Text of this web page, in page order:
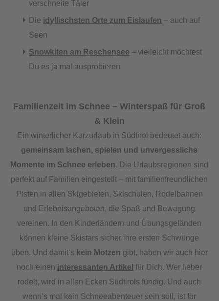
verschneite Täler
Die idyllischsten Orte zum Eislaufen – auch auf
Seen
Snowkiten am Reschensee – vielleicht möchtest
Du es ja mal ausprobieren
Familienzeit im Schnee – Winterspaß für Groß
& Klein
Ein winterlicher Kurzurlaub in Südtirol bedeutet auch:
gemeinsam lachen, spielen und unvergessliche
Momente im Schnee erleben. Die Urlaubsregionen sind
perfekt auf Familien eingestellt – mit familienfreundlichen
Pisten in allen Skigebieten, Skischulen, Rodelbahnen
und Erlebnisangeboten, die Spaß und Bewegung
vereinen. In den Kinderländern und Übungsgeländen
können kleine Skistars sicher ihre ersten Schwünge
üben. Und damit’s kein Motzen gibt, haben wir auch hier
noch einen interessanten Artikel für Dich. Wer lieber
rodelt, wird in allen Ecken Südtirols fündig. Und auch
wenn’s mal kein Schneeabenteuer sein soll, ist für